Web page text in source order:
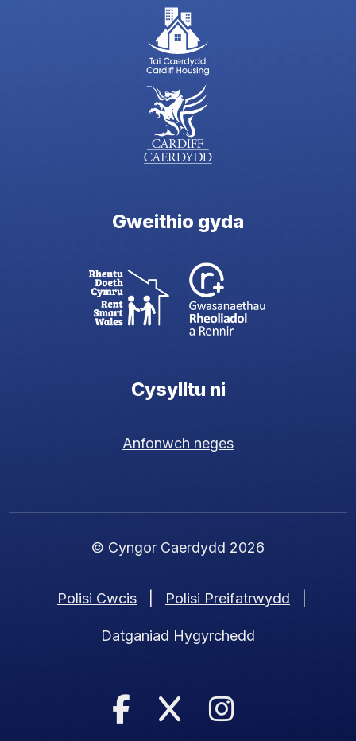
Gweithio gyda
Cysylltu ni
Anfonwch neges
© Cyngor Caerdydd 2026
Polisi Cwcis Polisi Preifatrwydd
Datganiad Hygyrchedd